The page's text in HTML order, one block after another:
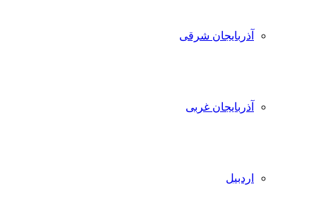
آذربایجان شرقی
آذربایجان غربی
اردبیل